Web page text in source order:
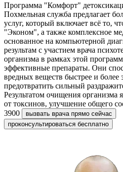
Программа "Комфорт"
Похмельная служба предлагает
услуг, который включает всё то,
"Эконом", а также комплексное
основанное на компьютерной
результам с участием врача
организма в рамках этой
эффективные препараты. Они
вредных веществ быстрее и
предотвратить сильный
Результатом очищения организма
от токсинов, улучшение общего
3900
вызвать врача прямо сейчас
проконсультироваться бесплатно